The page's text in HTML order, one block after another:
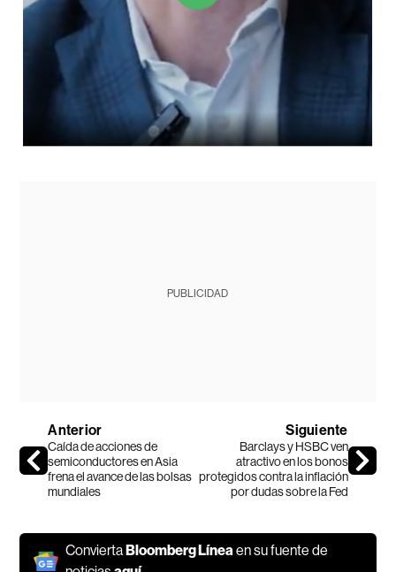
PUBLICIDAD
Anterior
Caída de acciones de
semiconductores en Asia
frena el avance de las bolsas
mundiales
Siguiente
Barclays y HSBC ven
atractivo en los bonos
protegidos contra la inflación
por dudas sobre la Fed
ConviertaBloomberg Líneaen su fuente de